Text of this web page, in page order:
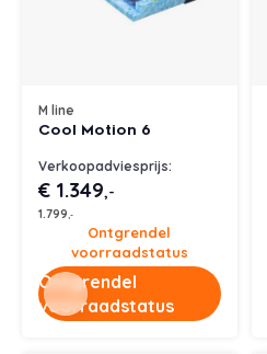
M line
Cool Motion 6
Verkoopadviesprijs:
€ 1.349,-
1.799 ,-
Ontgrendel
voorraadstatus
Ontgrendel
voorraadstatus